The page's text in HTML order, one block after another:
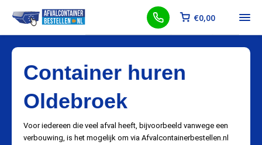
€0,00
Container huren
Oldebroek
Voor iedereen die veel afval heeft, bijvoorbeeld vanwege een
verbouwing, is het mogelijk om via Afvalcontainerbestellen.nl